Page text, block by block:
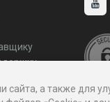
а также для